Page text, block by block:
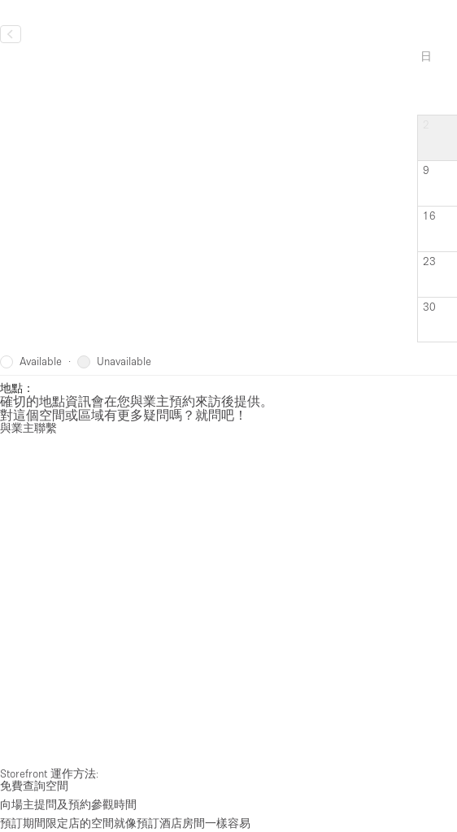
日
9
16
23
30
Available · Unavailable
地點：
確切的地點資訊會在您與業主預約來訪後提供。
對這個空間或區域有更多疑問嗎？就問吧！
與業主聯繫
Storefront 運作方法:
免費查詢空間
向場主提問及預約參觀時間
預訂期間限定店的空間就像預訂酒店房間一樣容易